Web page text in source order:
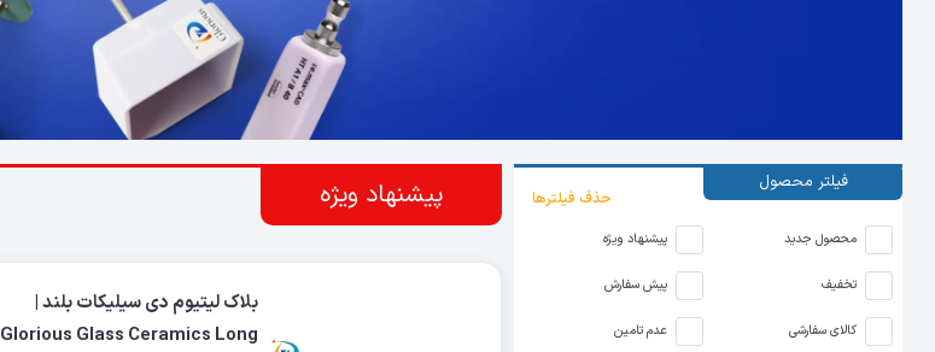
حذف فیلترها
فیلتر محصول
محصول جدید پیشنهاد ویژه
تخفیف پیش سفارش
کالای سفارشی عدم تامین
پیشنهاد ویژه
بلاک لیتیوم دی سیلیکات بلند |
Glorious Glass Ceramics Long